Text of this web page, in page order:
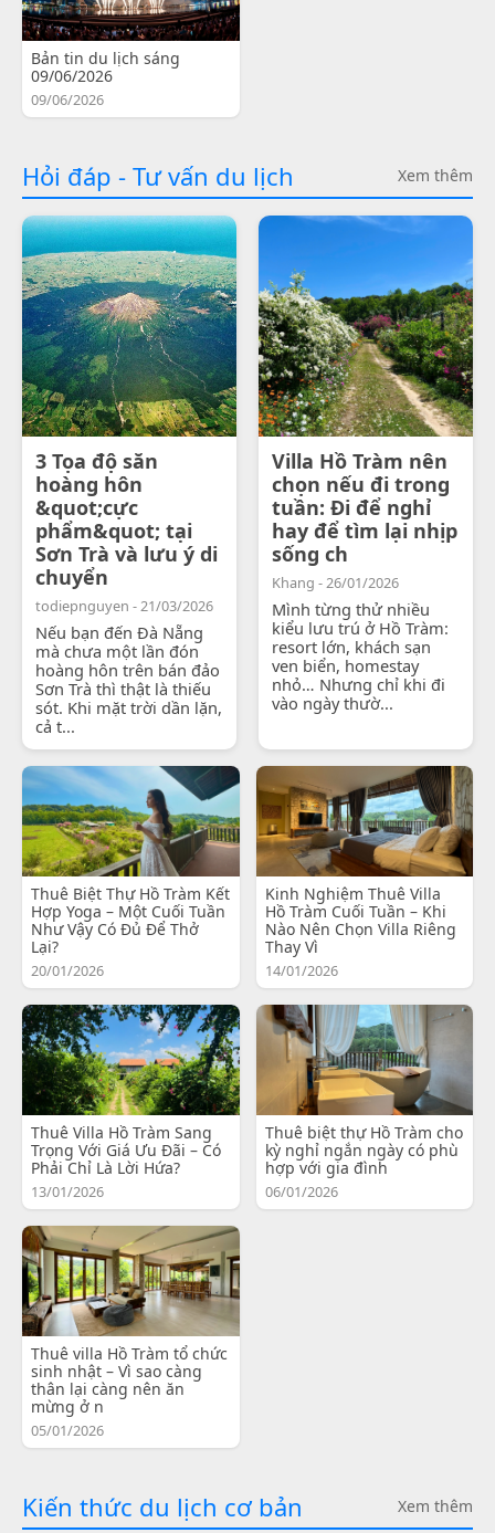
Bản tin du lịch sáng
09/06/2026
09/06/2026
Hỏi đáp - Tư vấn du lịch Xem thêm
3 Tọa độ săn
hoàng hôn
&quot;cực
phẩm&quot; tại
Sơn Trà và lưu ý di
chuyển
todiepnguyen - 21/03/2026
Nếu bạn đến Đà Nẵng
mà chưa một lần đón
hoàng hôn trên bán đảo
Sơn Trà thì thật là thiếu
sót. Khi mặt trời dần lặn,
cả t...
Villa Hồ Tràm nên
chọn nếu đi trong
tuần: Đi để nghỉ
hay để tìm lại nhịp
sống ch
Khang - 26/01/2026
Mình từng thử nhiều
kiểu lưu trú ở Hồ Tràm:
resort lớn, khách sạn
ven biển, homestay
nhỏ… Nhưng chỉ khi đi
vào ngày thườ...
Thuê Biệt Thự Hồ Tràm Kết
Hợp Yoga – Một Cuối Tuần
Như Vậy Có Đủ Để Thở
Lại?
20/01/2026
Kinh Nghiệm Thuê Villa
Hồ Tràm Cuối Tuần – Khi
Nào Nên Chọn Villa Riêng
Thay Vì
14/01/2026
Thuê Villa Hồ Tràm Sang
Trọng Với Giá Ưu Đãi – Có
Phải Chỉ Là Lời Hứa?
13/01/2026
Thuê biệt thự Hồ Tràm cho
kỳ nghỉ ngắn ngày có phù
hợp với gia đình
06/01/2026
Thuê villa Hồ Tràm tổ chức
sinh nhật – Vì sao càng
thân lại càng nên ăn
mừng ở n
05/01/2026
Kiến thức du lịch cơ bản Xem thêm